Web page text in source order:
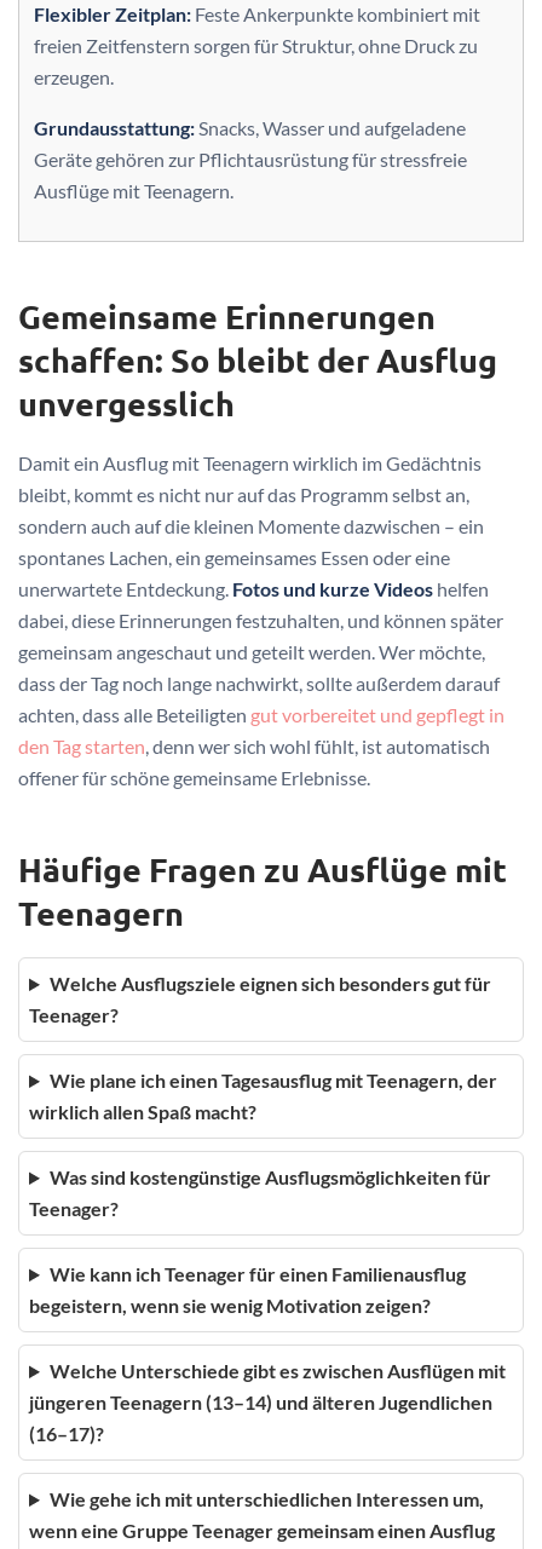
Flexibler Zeitplan: Feste Ankerpunkte kombiniert mit
freien Zeitfenstern sorgen für Struktur, ohne Druck zu
erzeugen.
Grundausstattung: Snacks, Wasser und aufgeladene
Geräte gehören zur Pflichtausrüstung für stressfreie
Ausflüge mit Teenagern.
Gemeinsame Erinnerungen
schaffen: So bleibt der Ausflug
unvergesslich
Damit ein Ausflug mit Teenagern wirklich im Gedächtnis
bleibt, kommt es nicht nur auf das Programm selbst an,
sondern auch auf die kleinen Momente dazwischen – ein
spontanes Lachen, ein gemeinsames Essen oder eine
unerwartete Entdeckung. Fotos und kurze Videos helfen
dabei, diese Erinnerungen festzuhalten, und können später
gemeinsam angeschaut und geteilt werden. Wer möchte,
dass der Tag noch lange nachwirkt, sollte außerdem darauf
achten, dass alle Beteiligten gut vorbereitet und gepflegt in
den Tag starten, denn wer sich wohl fühlt, ist automatisch
offener für schöne gemeinsame Erlebnisse.
Häufige Fragen zu Ausflüge mit
Teenagern
Welche Ausflugsziele eignen sich besonders gut für
Teenager?
Wie plane ich einen Tagesausflug mit Teenagern, der
wirklich allen Spaß macht?
Was sind kostengünstige Ausflugsmöglichkeiten für
Teenager?
Wie kann ich Teenager für einen Familienausflug
begeistern, wenn sie wenig Motivation zeigen?
Welche Unterschiede gibt es zwischen Ausflügen mit
jüngeren Teenagern (13–14) und älteren Jugendlichen
(16–17)?
Wie gehe ich mit unterschiedlichen Interessen um,
wenn eine Gruppe Teenager gemeinsam einen Ausflug